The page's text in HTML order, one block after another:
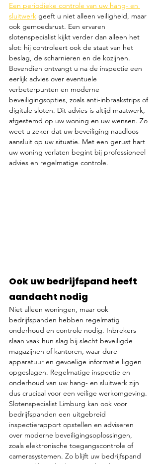
Een periodieke controle van uw hang- en
sluitwerk geeft u niet alleen veiligheid, maar
ook gemoedsrust. Een ervaren
slotenspecialist kijkt verder dan alleen het
slot: hij controleert ook de staat van het
beslag, de scharnieren en de kozijnen.
Bovendien ontvangt u na de inspectie een
eerlijk advies over eventuele
verbeterpunten en moderne
beveiligingsopties, zoals anti-inbraakstrips of
digitale sloten. Dit advies is altijd maatwerk,
afgestemd op uw woning en uw wensen. Zo
weet u zeker dat uw beveiliging naadloos
aansluit op uw situatie. Met een gerust hart
uw woning verlaten begint bij professioneel
advies en regelmatige controle.
Ook uw bedrijfspand heeft
aandacht nodig
Niet alleen woningen, maar ook
bedrijfspanden hebben regelmatig
onderhoud en controle nodig. Inbrekers
slaan vaak hun slag bij slecht beveiligde
magazijnen of kantoren, waar dure
apparatuur en gevoelige informatie liggen
opgeslagen. Regelmatige inspectie en
onderhoud van uw hang- en sluitwerk zijn
dus cruciaal voor een veilige werkomgeving.
Slotenspecialist Limburg kan ook voor
bedrijfspanden een uitgebreid
inspectierapport opstellen en adviseren
over moderne beveiligingsoplossingen,
zoals elektronische toegangscontrole of
camerasystemen. Zo blijft uw bedrijfspand